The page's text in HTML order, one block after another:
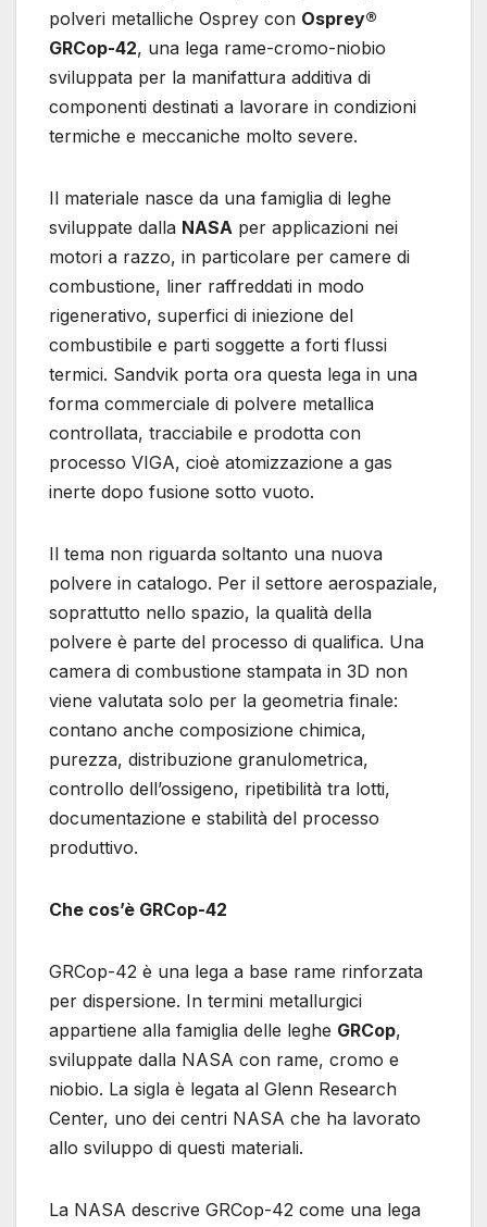
polveri metalliche Osprey con Osprey®
GRCop-42, una lega rame-cromo-niobio
sviluppata per la manifattura additiva di
componenti destinati a lavorare in condizioni
termiche e meccaniche molto severe.
Il materiale nasce da una famiglia di leghe
sviluppate dalla NASA per applicazioni nei
motori a razzo, in particolare per camere di
combustione, liner raffreddati in modo
rigenerativo, superfici di iniezione del
combustibile e parti soggette a forti flussi
termici. Sandvik porta ora questa lega in una
forma commerciale di polvere metallica
controllata, tracciabile e prodotta con
processo VIGA, cioè atomizzazione a gas
inerte dopo fusione sotto vuoto.
Il tema non riguarda soltanto una nuova
polvere in catalogo. Per il settore aerospaziale,
soprattutto nello spazio, la qualità della
polvere è parte del processo di qualifica. Una
camera di combustione stampata in 3D non
viene valutata solo per la geometria finale:
contano anche composizione chimica,
purezza, distribuzione granulometrica,
controllo dell’ossigeno, ripetibilità tra lotti,
documentazione e stabilità del processo
produttivo.
Che cos’è GRCop-42
GRCop-42 è una lega a base rame rinforzata
per dispersione. In termini metallurgici
appartiene alla famiglia delle leghe GRCop,
sviluppate dalla NASA con rame, cromo e
niobio. La sigla è legata al Glenn Research
Center, uno dei centri NASA che ha lavorato
allo sviluppo di questi materiali.
La NASA descrive GRCop-42 come una lega